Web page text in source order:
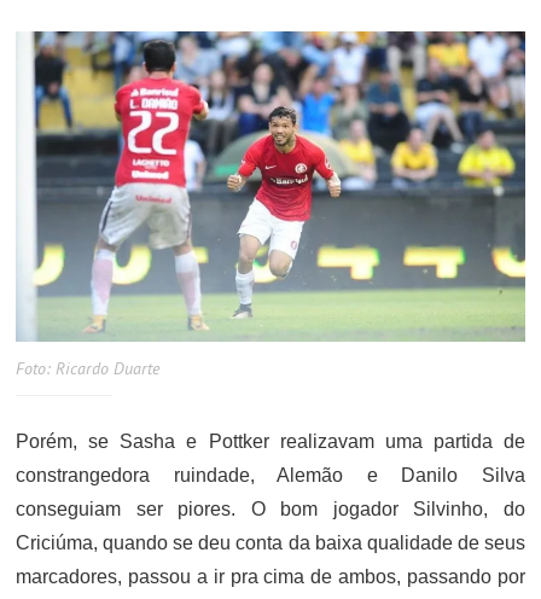
Foto: Ricardo Duarte
Porém, se Sasha e Pottker realizavam uma partida de
constrangedora ruindade, Alemão e Danilo Silva
conseguiam ser piores. O bom jogador Silvinho, do
Criciúma, quando se deu conta da baixa qualidade de seus
marcadores, passou a ir pra cima de ambos, passando por